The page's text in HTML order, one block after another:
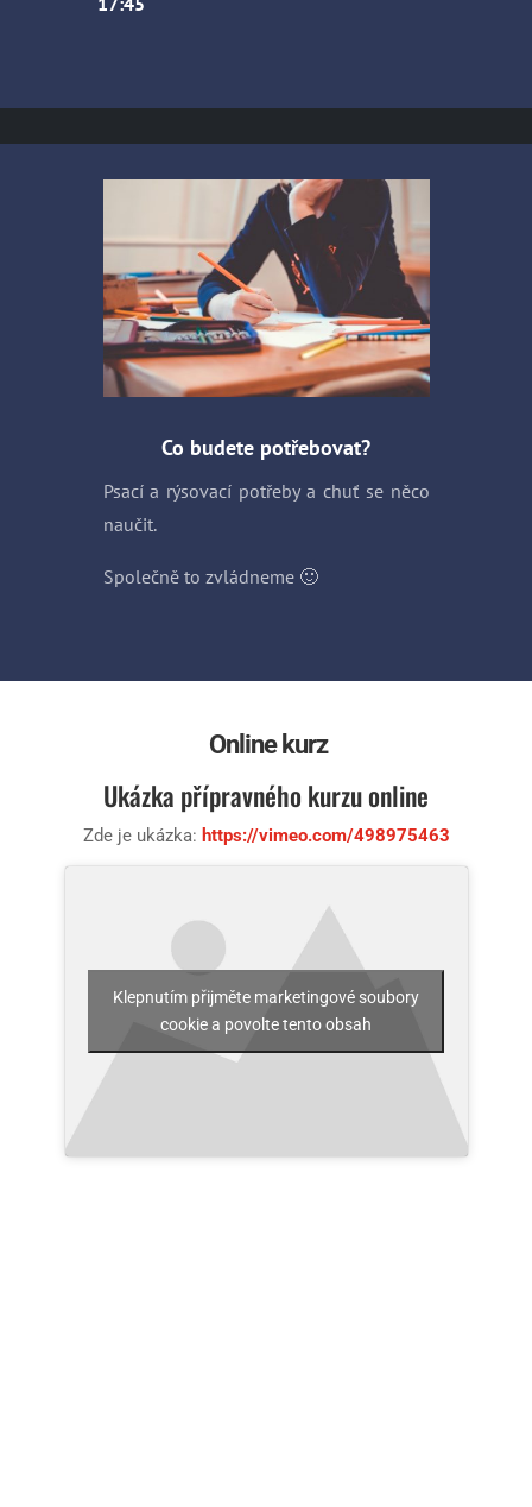
Co budete potřebovat?
Psací a rýsovací potřeby a chuť se něco
naučit.
Společně to zvládneme 🙂
Online kurz
Ukázka přípravného kurzu online
Zde je ukázka: https://vimeo.com/498975463
Klepnutím přijměte marketingové soubory
cookie a povolte tento obsah